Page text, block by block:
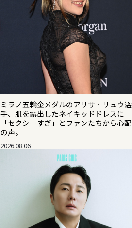
ミラノ五輪金メダルのアリサ・リュウ選
手、肌を露出したネイキッドドレスに
「セクシーすぎ」とファンたちから心配
の声。
2026.08.06